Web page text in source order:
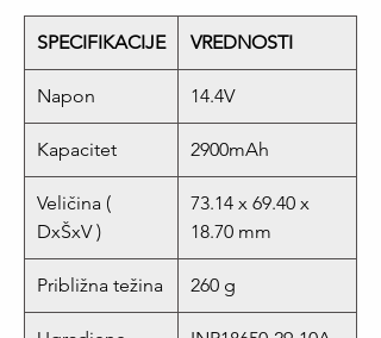
SPECIFIKACIJE VREDNOSTI
Napon 14.4V
Kapacitet 2900mAh
Veličina (
DxŠxV )
73.14 x 69.40 x
18.70 mm
Približna težina 260 g